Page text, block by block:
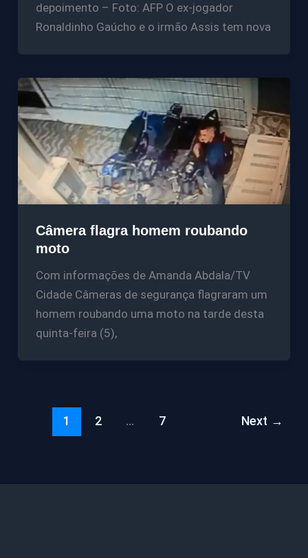
depoimento – Foto: AFP O ex-jogador
Ronaldinho Gaúcho e o irmão Assis tem nova
Câmera flagra homem roubando
moto
Com informações de Amanda Abdala/TV
Cidade Câmeras de segurança flagraram um
homem roubando uma moto na tarde desta
quinta-feira (5),
1 2 … 7 Next →